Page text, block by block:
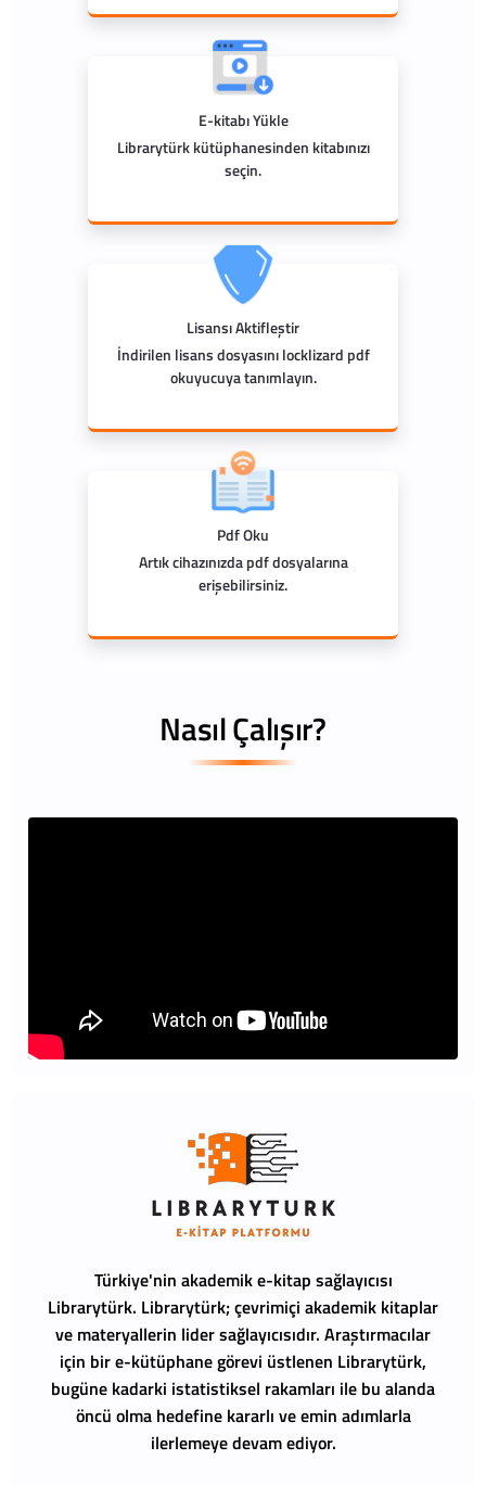
E-kitabı Yükle
Librarytürk kütüphanesinden kitabınızı
seçin.
Lisansı Aktifleştir
İndirilen lisans dosyasını locklizard pdf
okuyucuya tanımlayın.
Pdf Oku
Artık cihazınızda pdf dosyalarına
erişebilirsiniz.
Nasıl Çalışır?
Türkiye'nin akademik e-kitap sağlayıcısı
Librarytürk. Librarytürk; çevrimiçi akademik kitaplar
ve materyallerin lider sağlayıcısıdır. Araştırmacılar
için bir e-kütüphane görevi üstlenen Librarytürk,
bugüne kadarki istatistiksel rakamları ile bu alanda
öncü olma hedefine kararlı ve emin adımlarla
ilerlemeye devam ediyor.